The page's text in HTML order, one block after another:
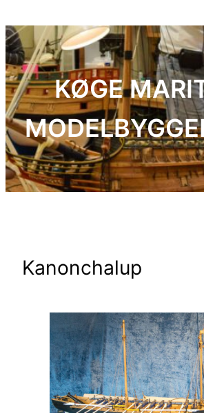
til
indhold
KØGE
Kanonchalup